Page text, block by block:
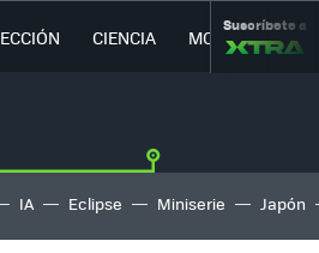
CIENCIA MOVILIDAD
Suscríbete a
IA Eclipse Miniserie Japón